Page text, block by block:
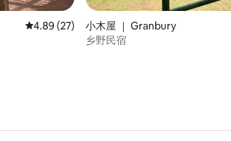
平均评分 4.89 分（满分 5 分），共 27 条评价
4.89 (27)
小木屋 ｜ Granbury
乡野民宿